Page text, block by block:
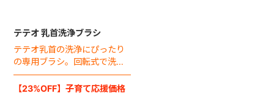
テテオ 乳首洗浄ブラシ
テテオ乳首の洗浄にぴったり
の専用ブラシ。回転式で洗浄
が簡単です。
【23%OFF】子育て応援価格